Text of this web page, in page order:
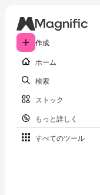
作成
ホーム
検索
ストック
もっと詳しく
すべてのツール